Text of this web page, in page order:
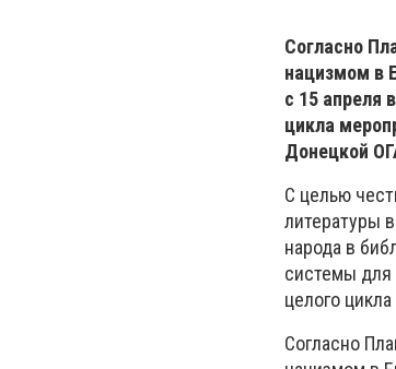
Согласно
нацизмом в
с 15 апреля
цикла
Донецкой
С целью
литературы
народа в
системы для
целого
Согласно